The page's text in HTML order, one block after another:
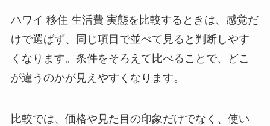
ハワイ 移住 生活費 実態を比較するときは、感覚だ
けで選ばず、同じ項目で並べて見ると判断しやす
くなります。条件をそろえて比べることで、どこ
が違うのかが見えやすくなります。
比較では、価格や見た目の印象だけでなく、使い